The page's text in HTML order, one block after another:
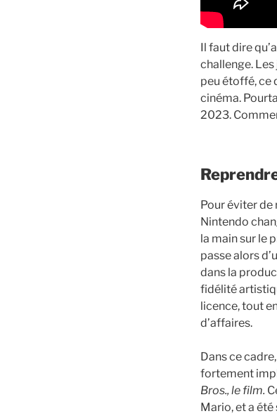
Il faut dire
challenge.
peu étoffé, ce
cinéma.
2023.
Pour éviter de
Nintendo
la main sur le
passe alors
dans la
fidélité
licence, tout
d’affaires.
Dans ce
fortement
Bros., le film.
Mario, et a